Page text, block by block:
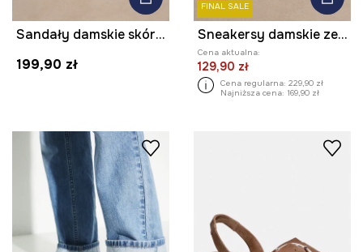
Sandały damskie skórzane
199,90 zł
FINAL SALE
Sneakersy damskie ze skórą zamszową
Cena aktualna:
129,90 zł
Cena regularna: 229,90 zł
Najniższa cena: 169,90 zł